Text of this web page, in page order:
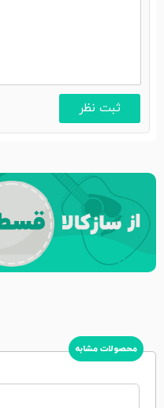
محصولات مشابه